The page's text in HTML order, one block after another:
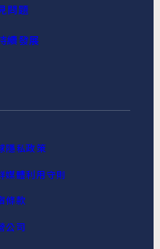
問題
續發展
隱私政策
媒體利用守則
條款
公司